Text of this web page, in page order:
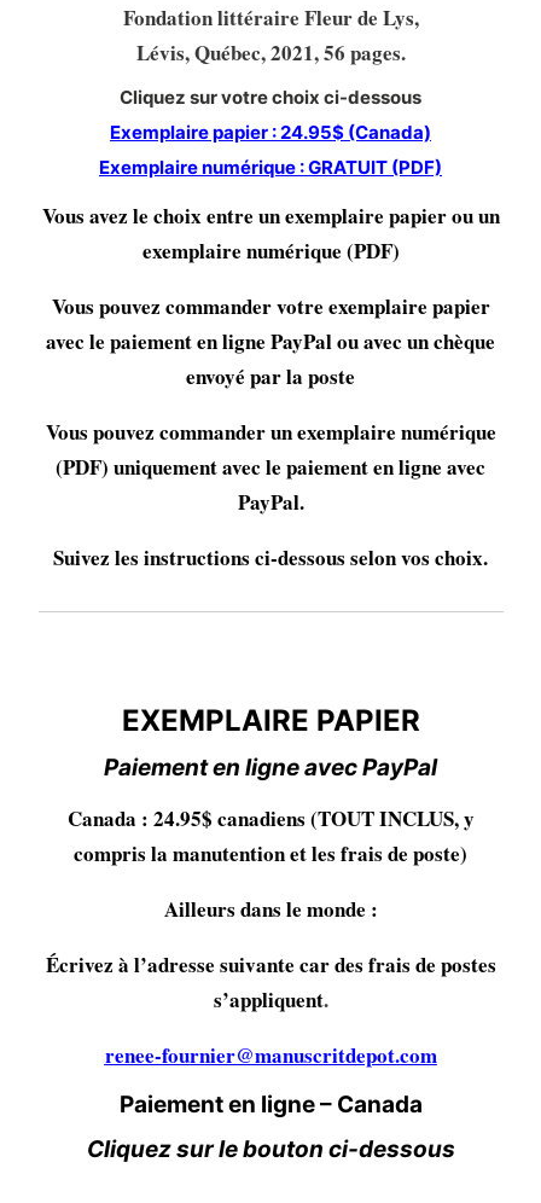
Fondation littéraire Fleur de Lys,
Lévis, Québec, 2021, 56 pages.
Cliquez sur votre choix ci-dessous
Exemplaire papier : 24.95$ (Canada)
Exemplaire numérique : GRATUIT (PDF)
Vous avez le choix entre un exemplaire papier ou un
exemplaire numérique (PDF)
Vous pouvez commander votre exemplaire papier
avec le paiement en ligne PayPal ou avec un chèque
envoyé par la poste
Vous pouvez commander un exemplaire numérique
(PDF) uniquement avec le paiement en ligne avec
PayPal.
Suivez les instructions ci-dessous selon vos choix.
EXEMPLAIRE PAPIER
Paiement en ligne avec PayPal
Canada : 24.95$ canadiens (TOUT INCLUS, y
compris la manutention et les frais de poste)
Ailleurs dans le monde :
Écrivez à l’adresse suivante car des frais de postes
s’appliquent.
renee-fournier@manuscritdepot.com
Paiement en ligne – Canada
Cliquez sur le bouton ci-dessous